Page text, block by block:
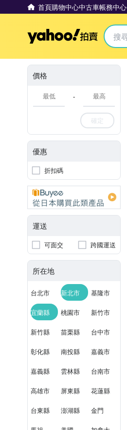
首頁購物中心中古車帳務中心
Yahoo
價格
-
確定
優惠
折扣碼
運送
可面交 跨國運送
所在地
台北市 新北市 基隆市
宜蘭縣 桃園市 新竹市
新竹縣 苗栗縣 台中市
彰化縣 南投縣 嘉義市
嘉義縣 雲林縣 台南市
高雄市 屏東縣 花蓮縣
台東縣 澎湖縣 金門